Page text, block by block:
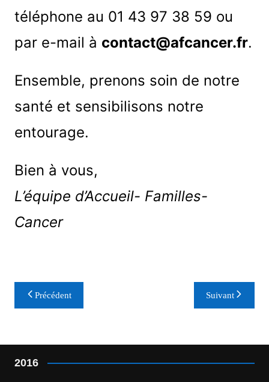
téléphone au 01 43 97 38 59 ou
par e-mail à contact@afcancer.fr.
Ensemble, prenons soin de notre
santé et sensibilisons notre
entourage.
Bien à vous,
L’équipe d’Accueil- Familles-
Cancer
Navigation
de
Précédent Suivant
2016